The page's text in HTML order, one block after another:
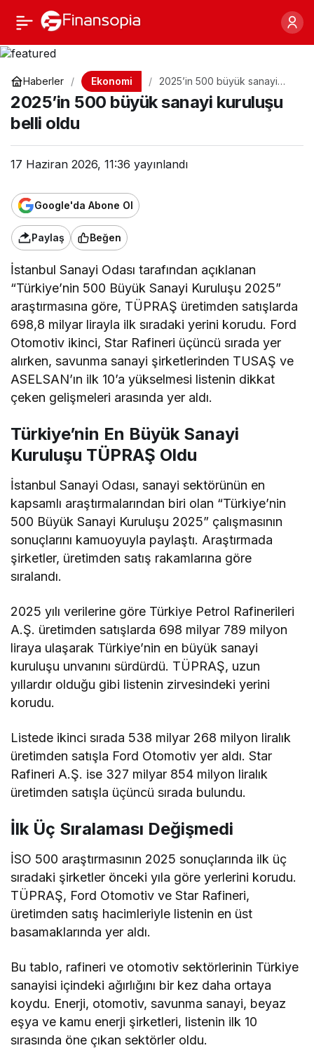
Haberler Ekonomi
2025’in 500 büyük sanayi
kuruluşu belli oldu
2025’in 500 büyük sanayi kuruluşu
belli oldu
17 Haziran 2026, 11:36 yayınlandı
Google'da Abone Ol
Paylaş Beğen
İstanbul Sanayi Odası tarafından açıklanan
“Türkiye’nin 500 Büyük Sanayi Kuruluşu 2025”
araştırmasına göre, TÜPRAŞ üretimden satışlarda
698,8 milyar lirayla ilk sıradaki yerini korudu. Ford
Otomotiv ikinci, Star Rafineri üçüncü sırada yer
alırken, savunma sanayi şirketlerinden TUSAŞ ve
ASELSAN’ın ilk 10’a yükselmesi listenin dikkat
çeken gelişmeleri arasında yer aldı.
Türkiye’nin En Büyük Sanayi
Kuruluşu TÜPRAŞ Oldu
İstanbul Sanayi Odası, sanayi sektörünün en
kapsamlı araştırmalarından biri olan “Türkiye’nin
500 Büyük Sanayi Kuruluşu 2025” çalışmasının
sonuçlarını kamuoyuyla paylaştı. Araştırmada
şirketler, üretimden satış rakamlarına göre
sıralandı.
2025 yılı verilerine göre Türkiye Petrol Rafinerileri
A.Ş. üretimden satışlarda 698 milyar 789 milyon
liraya ulaşarak Türkiye’nin en büyük sanayi
kuruluşu unvanını sürdürdü. TÜPRAŞ, uzun
yıllardır olduğu gibi listenin zirvesindeki yerini
korudu.
Listede ikinci sırada 538 milyar 268 milyon liralık
üretimden satışla Ford Otomotiv yer aldı. Star
Rafineri A.Ş. ise 327 milyar 854 milyon liralık
üretimden satışla üçüncü sırada bulundu.
İlk Üç Sıralaması Değişmedi
İSO 500 araştırmasının 2025 sonuçlarında ilk üç
sıradaki şirketler önceki yıla göre yerlerini korudu.
TÜPRAŞ, Ford Otomotiv ve Star Rafineri,
üretimden satış hacimleriyle listenin en üst
basamaklarında yer aldı.
Bu tablo, rafineri ve otomotiv sektörlerinin Türkiye
sanayisi içindeki ağırlığını bir kez daha ortaya
koydu. Enerji, otomotiv, savunma sanayi, beyaz
eşya ve kamu enerji şirketleri, listenin ilk 10
sırasında öne çıkan sektörler oldu.
2025’in 500 büyük
sanayi kuruluşu belli
oldu
Paylaş